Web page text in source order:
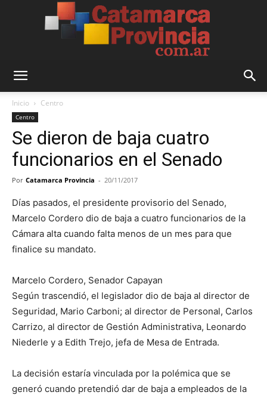
Provincia
Inicio Centro
Centro
Se dieron de baja cuatro
funcionarios en el Senado
Por Catamarca Provincia - 20/11/2017
Días pasados, el presidente provisorio del Senado,
Marcelo Cordero dio de baja a cuatro funcionarios de la
Cámara alta cuando falta menos de un mes para que
finalice su mandato.
Marcelo Cordero, Senador Capayan
Según trascendió, el legislador dio de baja al director de
Seguridad, Mario Carboni; al director de Personal, Carlos
Carrizo, al director de Gestión Administrativa, Leonardo
Niederle y a Edith Trejo, jefa de Mesa de Entrada.
La decisión estaría vinculada por la polémica que se
generó cuando pretendió dar de baja a empleados de la